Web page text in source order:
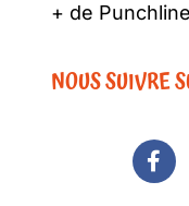
+ de
NOUS SUIVRE